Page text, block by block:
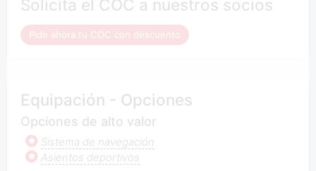
Solicita el COC a nuestros socios
Pide ahora tu COC con descuento
Equipación - Opciones
Opciones de alto valor
Sistema de navegación
Asientos deportivos